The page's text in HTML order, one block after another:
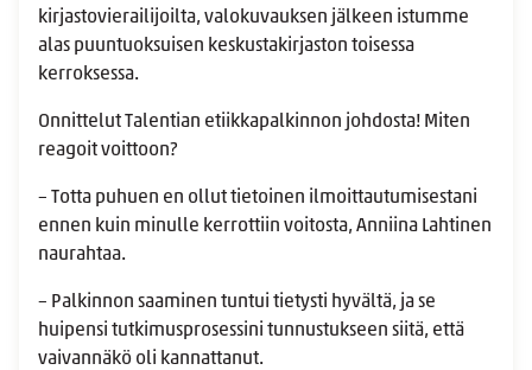
kirjastovierailijoilta, valokuvauksen jälkeen istumme
alas puuntuoksuisen keskustakirjaston toisessa
kerroksessa.
Onnittelut Talentian etiikkapalkinnon johdosta! Miten
reagoit voittoon?
– Totta puhuen en ollut tietoinen ilmoittautumisestani
ennen kuin minulle kerrottiin voitosta, Anniina Lahtinen
naurahtaa.
– Palkinnon saaminen tuntui tietysti hyvältä, ja se
huipensi tutkimusprosessini tunnustukseen siitä, että
vaivannäkö oli kannattanut.